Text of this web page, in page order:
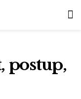
postup,